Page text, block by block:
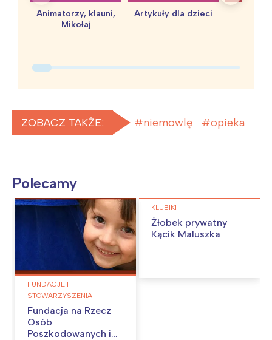
Animatorzy, klauni,
Mikołaj
Artykuły dla dzieci
ZOBACZ TAKŻE: niemowlę opieka
Polecamy
FUNDACJE I
STOWARZYSZENIA
Fundacja na Rzecz
Osób
Poszkodowanych i
KLUBIKI
Żłobek prywatny
Kącik Maluszka